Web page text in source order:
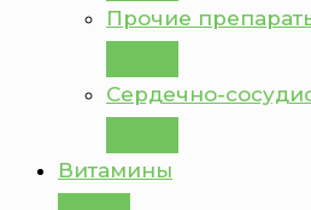
Прочие
Сердечно-
Витамины